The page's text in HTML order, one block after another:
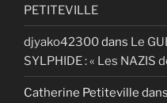
PETITEVILLE
djyako42300dans Le
SYLPHIDE : « Les NAZIS
Catherine Petiteville dans